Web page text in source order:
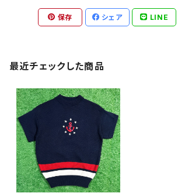
保存 シェア LINE
最近チェックした商品